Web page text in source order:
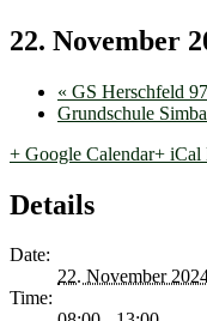
22. November
« GS Herschfeld
Grundschule
+ Google Calendar+ iCal
Details
Date:
22. November
Time: